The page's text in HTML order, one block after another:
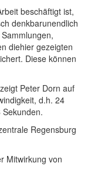
beschäftigt ist,
denkbarunendlich
diehier gezeigten
Diese können
Peter Dorn auf
d.h. 24
Regensburg
Mitwirkung von